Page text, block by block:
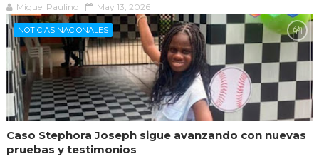
Miguel Paulino May 13, 2026
NOTICIAS NACIONALES
Caso Stephora Joseph sigue avanzando con nuevas
pruebas y testimonios